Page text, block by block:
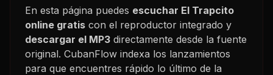
En esta página puedes escuchar El Trapcito
online gratis con el reproductor integrado y
descargar el MP3 directamente desde la fuente
original. CubanFlow indexa los lanzamientos
para que encuentres rápido lo último de la